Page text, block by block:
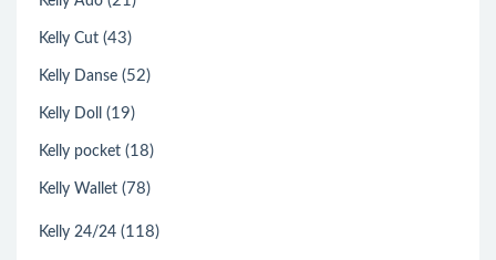
Kelly Cut (43)
Kelly Danse (52)
Kelly Doll (19)
Kelly pocket (18)
Kelly Wallet (78)
Kelly 24/24 (118)